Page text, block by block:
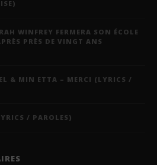
WINFREY FERMERA SON ÉCOLE
PRÈS DE VINGT ANS
& MIN ETTA – MERCI (LYRICS /
/ PAROLES)